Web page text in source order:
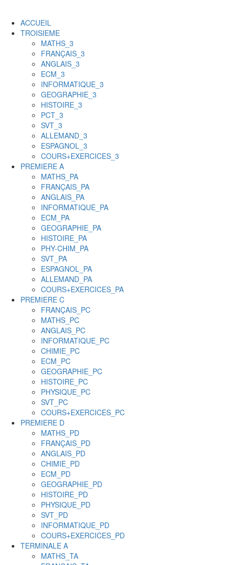
ACCUEIL
TROISIEME
MATHS_3
FRANÇAIS_3
ANGLAIS_3
ECM_3
INFORMATIQUE_3
GEOGRAPHIE_3
HISTOIRE_3
PCT_3
SVT_3
ALLEMAND_3
ESPAGNOL_3
COURS+EXERCICES_3
PREMIERE A
MATHS_PA
FRANÇAIS_PA
ANGLAIS_PA
INFORMATIQUE_PA
ECM_PA
GEOGRAPHIE_PA
HISTOIRE_PA
PHY-CHIM_PA
SVT_PA
ESPAGNOL_PA
ALLEMAND_PA
COURS+EXERCICES_PA
PREMIERE C
FRANÇAIS_PC
MATHS_PC
ANGLAIS_PC
INFORMATIQUE_PC
CHIMIE_PC
ECM_PC
GEOGRAPHIE_PC
HISTOIRE_PC
PHYSIQUE_PC
SVT_PC
COURS+EXERCICES_PC
PREMIERE D
MATHS_PD
FRANÇAIS_PD
ANGLAIS_PD
CHIMIE_PD
ECM_PD
GEOGRAPHIE_PD
HISTOIRE_PD
PHYSIQUE_PD
SVT_PD
INFORMATIQUE_PD
COURS+EXERCICES_PD
TERMINALE A
MATHS_TA